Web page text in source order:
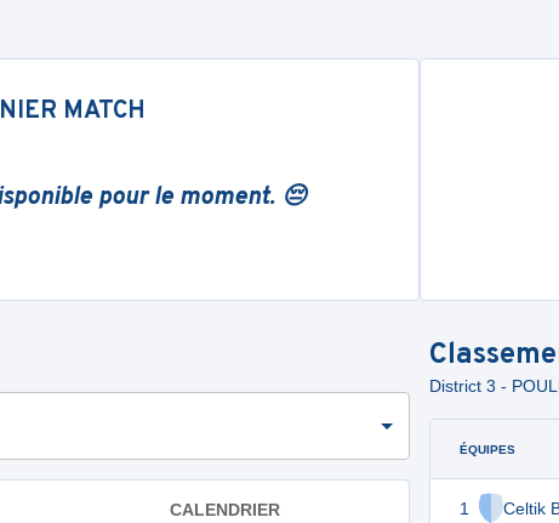
MATCH
pour le moment. 😔
CALENDRIER
District 3 -
ÉQUIPES
1 Celtik